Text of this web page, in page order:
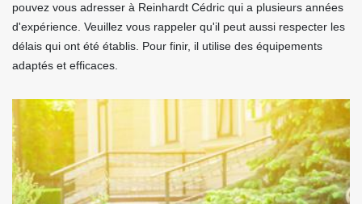
pouvez vous adresser à Reinhardt Cédric qui a plusieurs années
d'expérience. Veuillez vous rappeler qu'il peut aussi respecter les
délais qui ont été établis. Pour finir, il utilise des équipements
adaptés et efficaces.